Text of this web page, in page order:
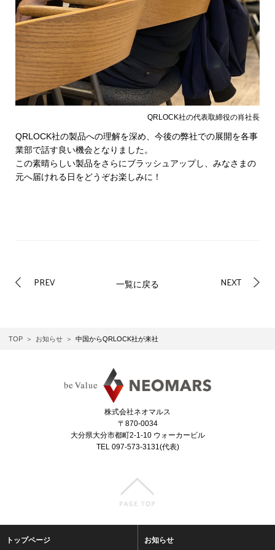
QRLOCK社の代表取締役の肖社長
QRLOCK社の製品への理解を深め、今後の弊社での展開を各事
業部で話す良い機会となりました。
この素晴らしい製品をさらにブラッシュアップし、みなさまの
元へ届けれる日をどうぞお楽しみに！
PREV 一覧に戻る NEXT
TOP お知らせ 中国からQRLOCK社が来社
株式会社ネオマルス
〒870-0034
大分県大分市都町2-1-10 ウォーカービル
TEL 097-573-3131(代表)
トップページ お知らせ